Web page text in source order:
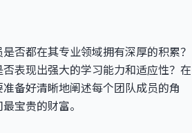
否都在其专业领域拥有深厚的积累？
表现出强大的学习能力和适应性？在
备好清晰地阐述每个团队成员的角
宝贵的财富。